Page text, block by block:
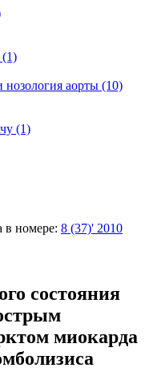
нозология аорты (10)
(1)
в номере: 8 (37)' 2010
состояния
миокарда